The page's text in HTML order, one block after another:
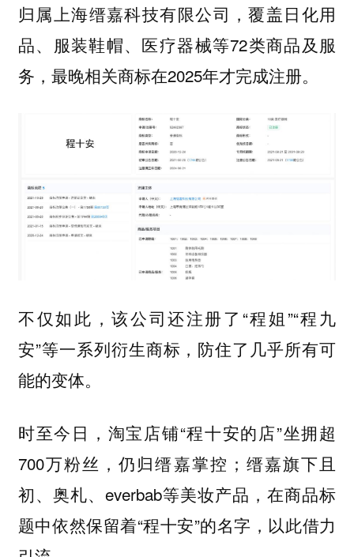
归属上海缙嘉科技有限公司，覆盖日化用
品、服装鞋帽、医疗器械等72类商品及服
务，最晚相关商标在2025年才完成注册。
不仅如此，该公司还注册了“程姐”“程九
安”等一系列衍生商标，防住了几乎所有可
能的变体。
时至今日，淘宝店铺“程十安的店”坐拥超
700万粉丝，仍归缙嘉掌控；缙嘉旗下且
初、奥札、everbab等美妆产品，在商品标
题中依然保留着“程十安”的名字，以此借力